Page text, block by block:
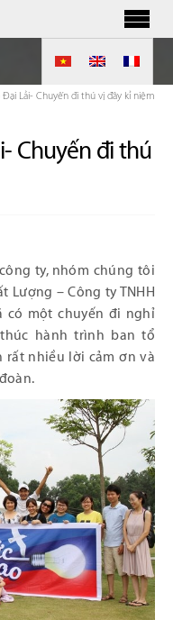
Đại Lải- Chuyến đi thú vị đầy kỉ niệm
Chuyến đi thú
ty, nhóm chúng tôi
Lượng – Công ty TNHH
có một chuyến đi nghỉ
hành trình ban tổ
rất nhiều lời cảm ơn và